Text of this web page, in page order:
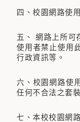
四、校園網路使
五、 網路上所可
使用者禁止使用
行政資訊等。
六、校園網路使
任何不合法之套
七、本校校園網